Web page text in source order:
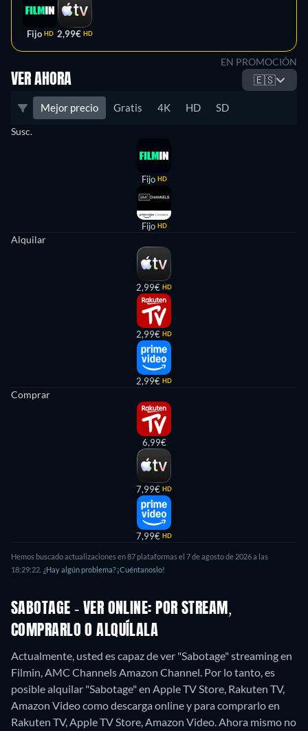
Fijo HD 2,99€ HD
EN PROMOCIÓN
VER AHORA 🇪🇸
Mejor precio Gratis 4K HD SD
Susc.
Fijo HD
Fijo HD
Alquilar
2,99€ HD
2,99€ HD
2,99€ HD
Comprar
6,99€
7,99€ HD
7,99€ HD
Hemos buscado actualizaciones en87plataformas el 7 de agosto de 2026a las
18:29:22 ¿Hay algún problema? ¡Cuéntanoslo!
SABOTAGE - VER ONLINE: POR STREAM,
COMPRARLO O ALQUÍLALA
Actualmente, usted es capaz de ver "Sabotage" streaming en
Filmin, AMC Channels Amazon Channel. Por lo tanto, es
posible alquilar "Sabotage" en Apple TV Store, Rakuten TV,
Amazon Video como descarga online y para comprarlo en
Rakuten TV, Apple TV Store, Amazon Video.Ahora mismo no